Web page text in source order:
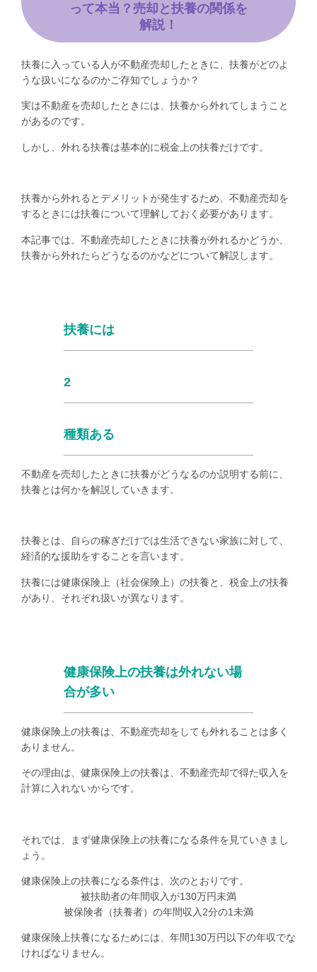
って本当？売却と扶養の関係を
解説！
扶養に入っている人が不動産売却したときに、扶養がどのよ
うな扱いになるのかご存知でしょうか？
実は不動産を売却したときには、扶養から外れてしまうこと
があるのです。
しかし、外れる扶養は基本的に税金上の扶養だけです。
扶養から外れるとデメリットが発生するため、不動産売却を
するときには扶養について理解しておく必要があります。
本記事では、不動産売却したときに扶養が外れるかどうか、
扶養から外れたらどうなるのかなどについて解説します。
扶養には
2
種類ある
不動産を売却したときに扶養がどうなるのか説明する前に、
扶養とは何かを解説していきます。
扶養とは、自らの稼ぎだけでは生活できない家族に対して、
経済的な援助をすることを言います。
扶養には健康保険上（社会保険上）の扶養と、税金上の扶養
があり、それぞれ扱いが異なります。
健康保険上の扶養は外れない場
合が多い
健康保険上の扶養は、不動産売却をしても外れることは多く
ありません。
その理由は、健康保険上の扶養は、不動産売却で得た収入を
計算に入れないからです。
それでは、まず健康保険上の扶養になる条件を見ていきまし
ょう。
健康保険上の扶養になる条件は、次のとおりです。
被扶助者の年間収入が130万円未満
被保険者（扶養者）の年間収入 2分の1未満
健康保険上扶養になるためには、年間130万円以下の年収でな
ければなりません。